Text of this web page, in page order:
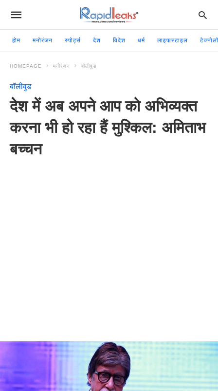
होम मनोरंजन स्पोर्ट्स देश विदेश धर्म लाइफस्टाइल
HOMEPAGE मनोरंजन बॉलीवुड
बॉलीवुड
देश में अब अपने आप को अभिव्यक्त
करना भी हो रहा हैं मुश्किल: अमिताभ
बच्चन